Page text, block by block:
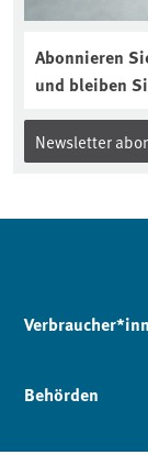
Abonnieren
und bleiben
Newsletter
Behörden